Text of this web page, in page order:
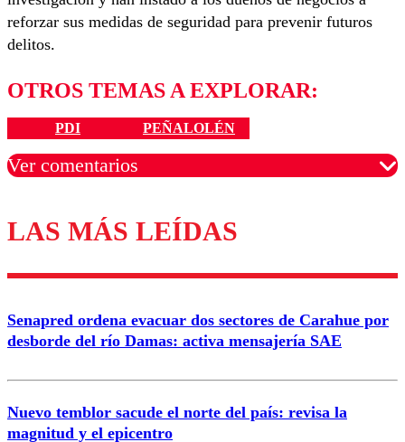
reforzar sus medidas de seguridad para prevenir futuros
delitos.
OTROS TEMAS A EXPLORAR:
PDI PEÑALOLÉN
Ver comentarios
Los comentarios son moderados para garantizar un
diálogo respetuoso.
Correo
LAS MÁS LEÍDAS
Senapred ordena evacuar dos sectores de Carahue por
desborde del río Damas: activa mensajería SAE
Nuevo temblor sacude el norte del país: revisa la
magnitud y el epicentro